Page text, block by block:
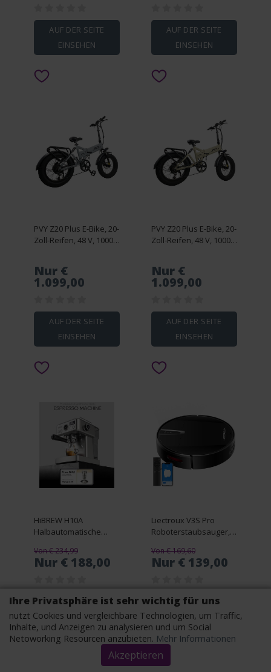
Ihre Privatsphäre ist sehr wichtig für uns
nutzt Cookies und vergleichbare Technologien, um Traffic,
Inhalte, und Anzeigen zu analysieren und um Social
Netoworking Resourcen anzubieten. Mehr Informationen
Akzeptieren
AUF DER SEITE
EINSEHEN
AUF DER SEITE
EINSEHEN
PVY Z20 Plus E-Bike, 20-
Zoll-Reifen, 48 V, 1000
Nur €
1.099,00
AUF DER SEITE
EINSEHEN
PVY Z20 Plus E-Bike, 20-
Zoll-Reifen, 48 V, 1000
Nur €
1.099,00
AUF DER SEITE
EINSEHEN
HiBREW H10A
Halbautomatische
Von € 234,99
Nur € 188,00
AUF DER SEITE
EINSEHEN
Liectroux V3S Pro
Roboterstaubsauger,
Trocken-Nass-
Wischen, 2D-
Sprachsteuerung
Von € 169,60
Nur € 139,00
AUF DER SEITE
EINSEHEN